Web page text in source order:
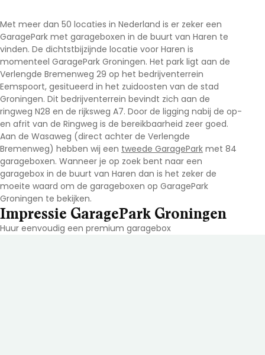
Met meer dan 50 locaties in Nederland is er zeker een
GaragePark met garageboxen in de buurt van Haren te
vinden. De dichtstbijzijnde locatie voor Haren is
momenteel GaragePark Groningen. Het park ligt aan de
Verlengde Bremenweg 29 op het bedrijventerrein
Eemspoort, gesitueerd in het zuidoosten van de stad
Groningen. Dit bedrijventerrein bevindt zich aan de
ringweg N28 en de rijksweg A7. Door de ligging nabij de op-
en afrit van de Ringweg is de bereikbaarheid zeer goed.
Aan de Wasaweg (direct achter de Verlengde
Bremenweg) hebben wij een tweede GaragePark met 84
garageboxen. Wanneer je op zoek bent naar een
garagebox in de buurt van Haren dan is het zeker de
moeite waard om de garageboxen op GaragePark
Groningen te bekijken.
Impressie GaragePark Groningen
Huur eenvoudig een premium garagebox